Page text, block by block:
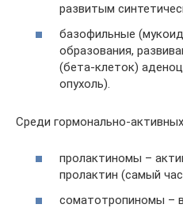
развитым
базофильные
образования,
(бета-клеток)
опухоль).
Среди гормонально-
пролактиномы –
пролактин (самый
соматотропиномы –